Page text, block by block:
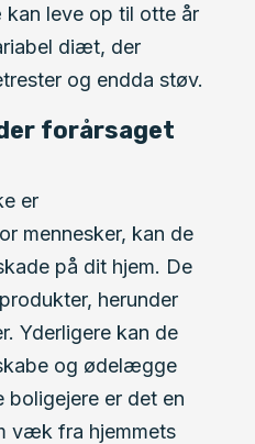
leve op til otte år
diæt, der
og endda støv.
forårsaget
er
mennesker, kan de
på dit hjem. De
herunder
Yderligere kan de
og ødelægge
boligejere er det en
væk fra hjemmets